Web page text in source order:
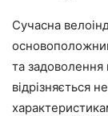
Сучасна
та задоволення
відрізняється